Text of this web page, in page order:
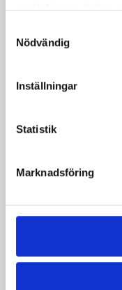
samlat in när du har
Nödvändig
Inställningar
Statistik
Marknadsföring
Kycklinggryta med